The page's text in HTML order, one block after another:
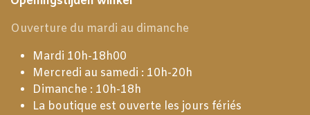
Ouverture du mardi au dimanche
Mardi 10h-18h00
Mercredi au samedi : 10h-20h
Dimanche : 10h-18h
La boutique est ouverte les jours fériés